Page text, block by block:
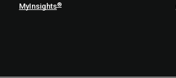
MyInsights®